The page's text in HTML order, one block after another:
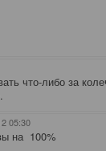
что-либо за
05:30
на 100%